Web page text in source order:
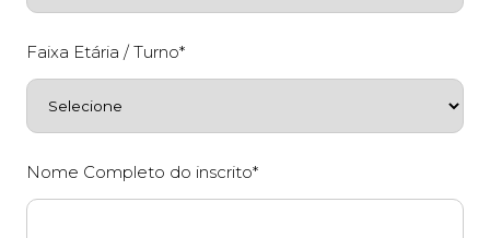
Faixa Etária / Turno*
Nome Completo do inscrito*